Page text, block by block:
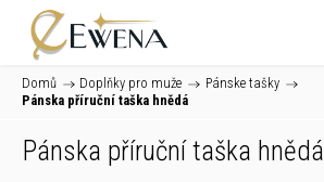
Domů / Doplňky pro muže / Pánske tašky /
Pánska příruční taška hnědá
Pánska příruční taška hnědá